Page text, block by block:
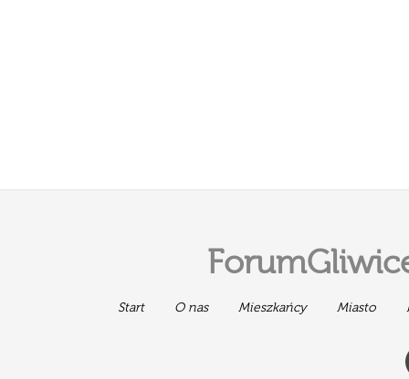
Start O nas Mieszkańcy Miasto